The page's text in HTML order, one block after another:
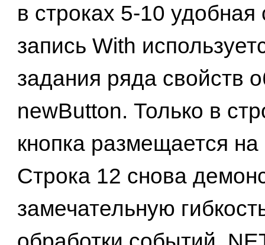
в строках 5-10
запись With
задания ряда свойств
newButton. Только в
кнопка размещается
Строка 12 снова
замечательную